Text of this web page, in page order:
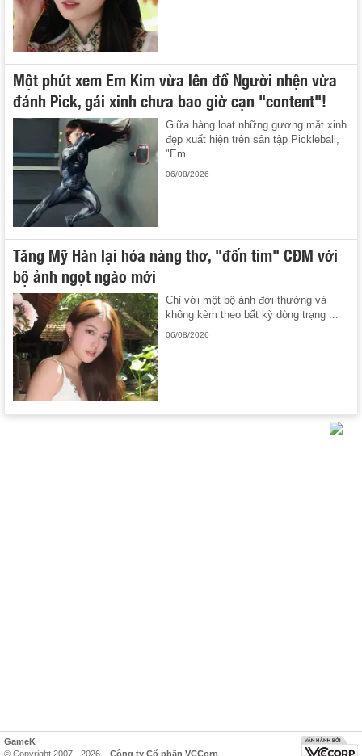
Một phút xem Em Kim vừa lên đồ Người nhện vừa
đánh Pick, gái xinh chưa bao giờ cạn "content"!
Giữa hàng loạt những gương mặt xinh
đẹp xuất hiện trên sân tập Pickleball,
"Em ...
06/08/2026
Tăng Mỹ Hàn lại hóa nàng thơ, "đốn tim" CĐM với
bộ ảnh ngọt ngào mới
Chỉ với một bộ ảnh đời thường và
không kèm theo bất kỳ dòng trạng ...
06/08/2026
GameK
© Copyright 2007 - 2026 – Công ty Cổ phần VCCorp